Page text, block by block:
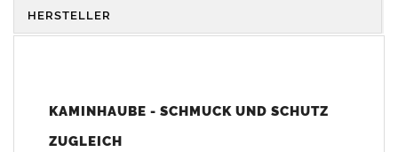
ELEMENT ZUR VERSCHÖNERUNG DES BAUWERKS.
Unsere Maßangaben beziehen sich immer auf das
HERSTELLER
KAMINHAUBE - SCHMUCK UND SCHUTZ
ZUGLEICH